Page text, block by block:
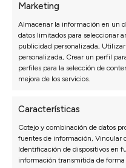
Marketing
Almacenar la información en un
datos limitados para seleccionar
publicidad personalizada,
personalizada, Crear un perfil
perfiles para la selección de
mejora de los servicios.
Características
Cotejo y combinación de datos
fuentes de información, Vincular
Identificación de dispositivos en
información transmitida de
desenfundables y
proteger el
OTROS
DESCANSO